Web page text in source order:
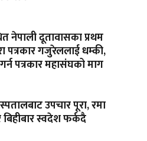
नेपाली दूतावासका प्रथम
पत्रकार गजुरेललाई धम्की,
पत्रकार महासंघको माग
उपचार पूरा, रमा
स्वदेश फर्कदै